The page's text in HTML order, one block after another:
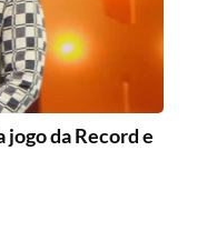
da Record e